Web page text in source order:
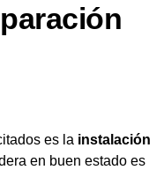
es la instalación
en buen estado es